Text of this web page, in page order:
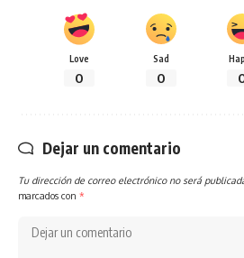
Love
0
Sad
0
Dejar un comentario
Tu dirección de correo electrónico no será
marcados con *